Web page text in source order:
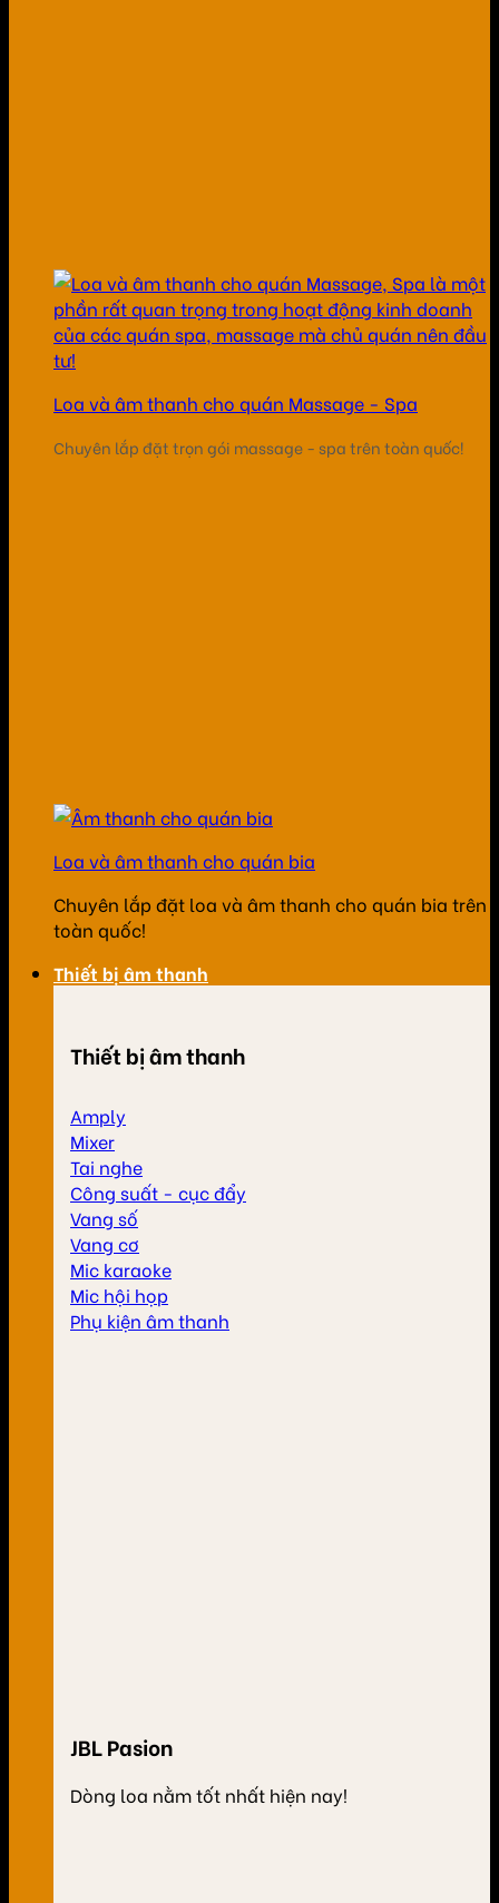
Loa và âm thanh cho quán Massage - Spa
Chuyên lắp đặt trọn gói massage - spa trên toàn quốc!
Loa và âm thanh cho quán bia
Chuyên lắp đặt loa và âm thanh cho quán bia trên
toàn quốc!
Thiết bị âm thanh
Thiết bị âm thanh
Amply
Mixer
Tai nghe
Công suất - cục đẩy
Vang số
Vang cơ
Mic karaoke
Mic hội họp
Phụ kiện âm thanh
JBL Pasion
Dòng loa nằm tốt nhất hiện nay!